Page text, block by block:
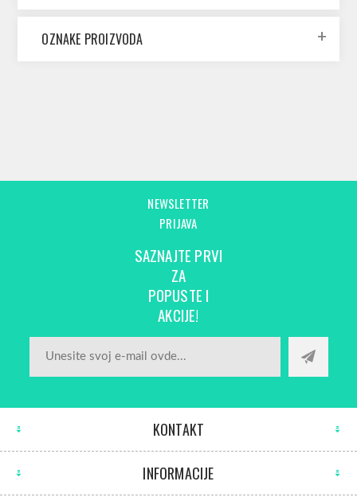
OZNAKE PROIZVODA
NEWSLETTER
PRIJAVA
SAZNAJTE PRVI
ZA
POPUSTE I
AKCIJE!
KONTAKT
INFORMACIJE